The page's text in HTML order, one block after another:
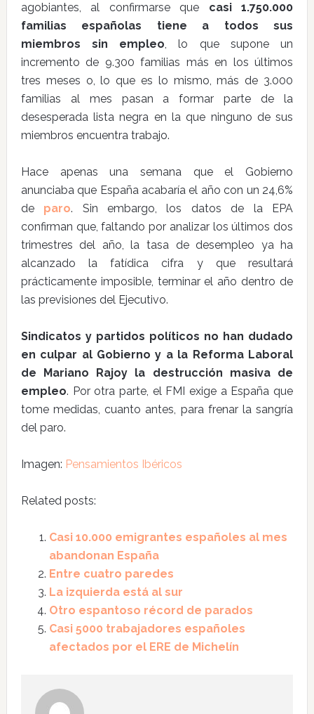
agobiantes, al confirmarse que casi 1.750.000
familias españolas tiene a todos sus
miembros sin empleo, lo que supone un
incremento de 9.300 familias más en los últimos
tres meses o, lo que es lo mismo, más de 3.000
familias al mes pasan a formar parte de la
desesperada lista negra en la que ninguno de sus
miembros encuentra trabajo.
Hace apenas una semana que el Gobierno
anunciaba que España acabaría el año con un 24,6%
de paro. Sin embargo, los datos de la EPA
confirman que, faltando por analizar los últimos dos
trimestres del año, la tasa de desempleo ya ha
alcanzado la fatídica cifra y que resultará
prácticamente imposible, terminar el año dentro de
las previsiones del Ejecutivo.
Sindicatos y partidos políticos no han dudado
en culpar al Gobierno y a la Reforma Laboral
de Mariano Rajoy la destrucción masiva de
empleo. Por otra parte, el FMI exige a España que
tome medidas, cuanto antes, para frenar la sangría
del paro.
Imagen: Pensamientos Ibéricos
Related posts:
Casi 10.000 emigrantes españoles al mes
abandonan España
Entre cuatro paredes
La izquierda está al sur
Otro espantoso récord de parados
Casi 5000 trabajadores españoles
afectados por el ERE de Michelín